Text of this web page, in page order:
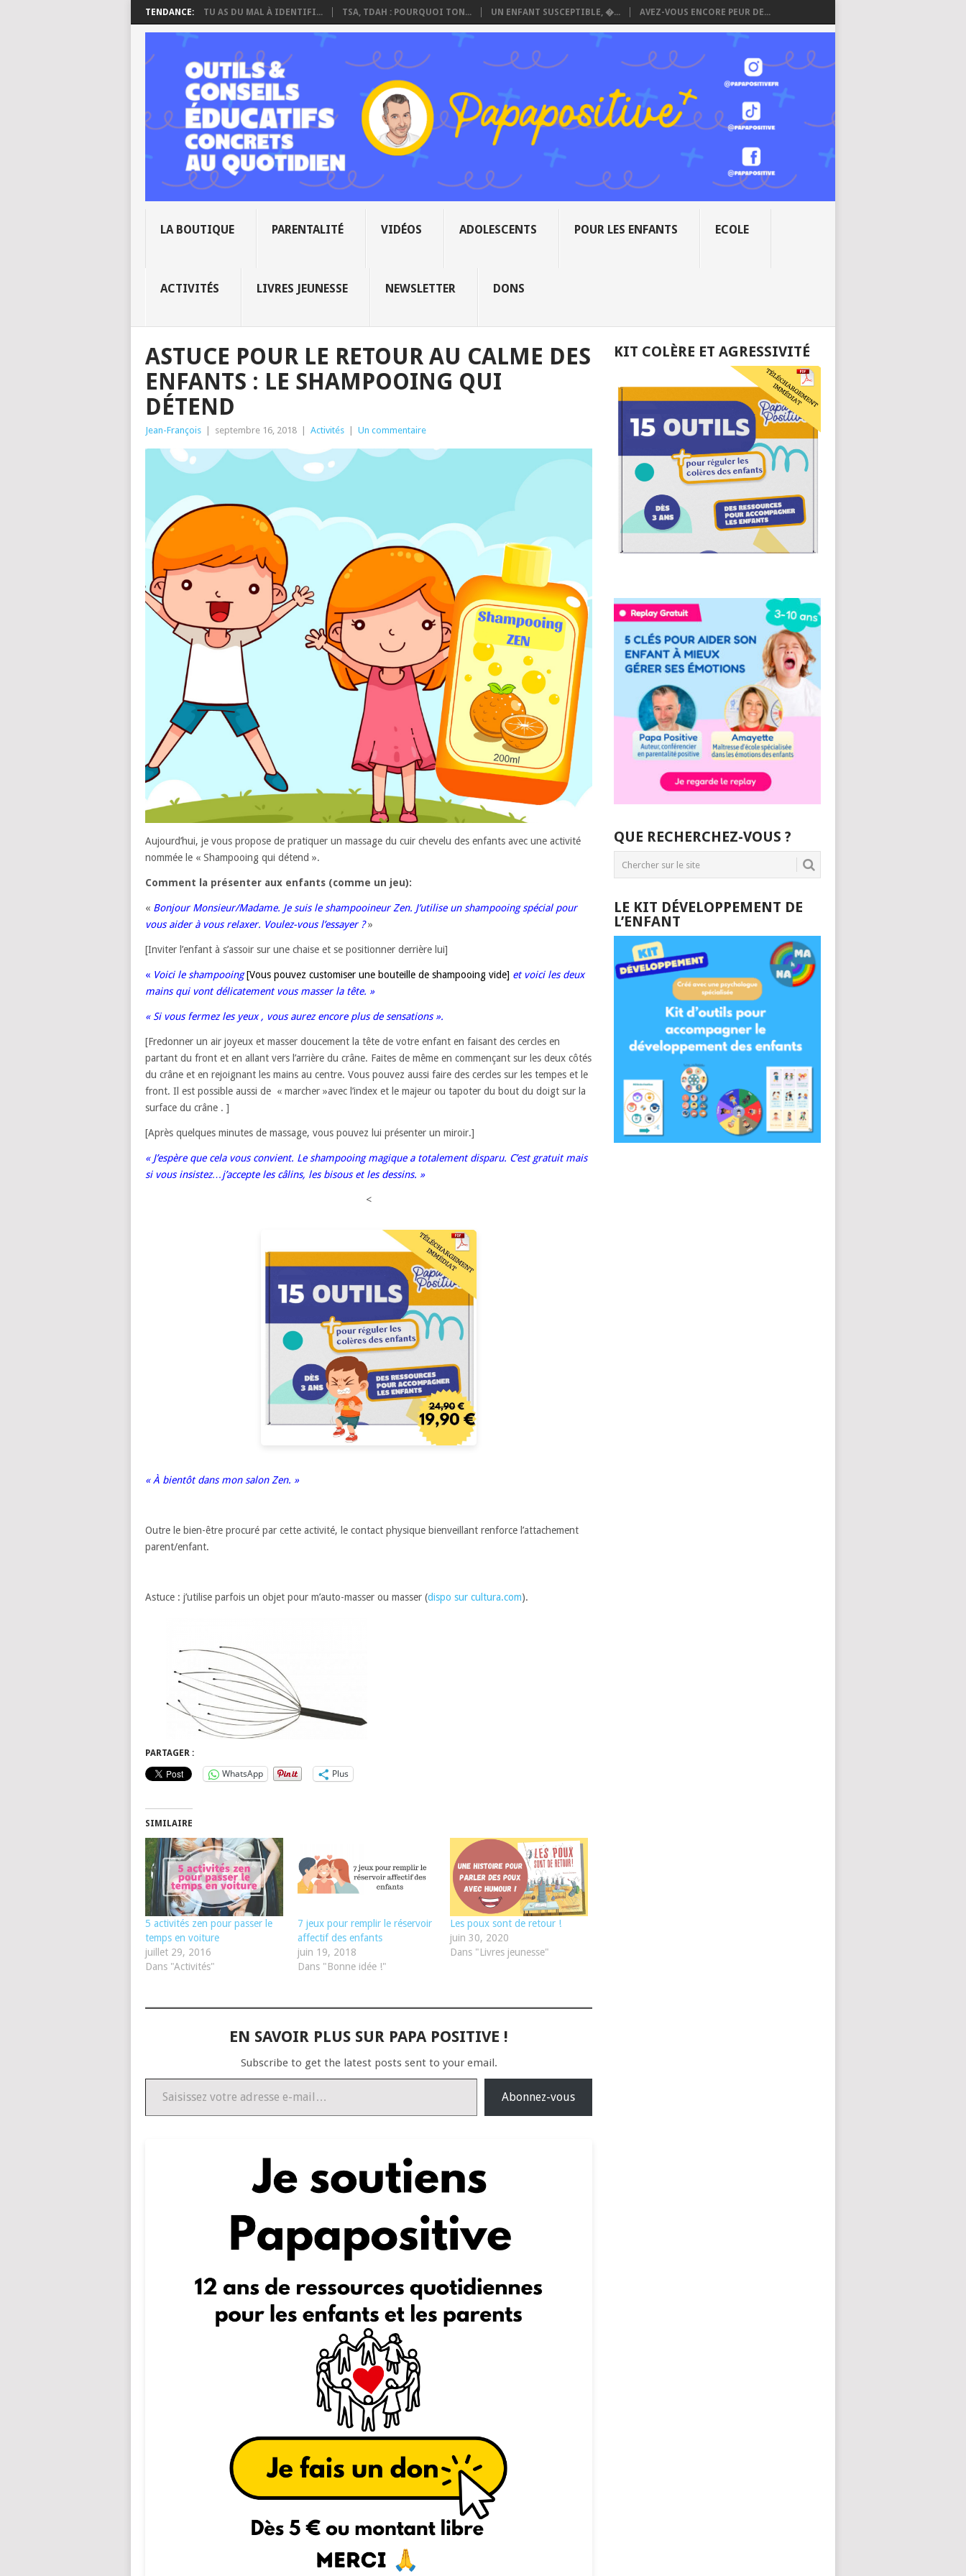
TENDANCE: TU AS DU MAL À IDENTIFI... TSA, TDAH : POURQUOI TON... UN ENFANT SUSCEPTIBLE, �... AVEZ-VOUS ENCORE PEUR DE...
LA BOUTIQUE PARENTALITÉ VIDÉOS ADOLESCENTS POUR LES ENFANTS ECOLE
ACTIVITÉS LIVRES JEUNESSE NEWSLETTER DONS
ASTUCE POUR LE RETOUR AU CALME DES
ENFANTS : LE SHAMPOOING QUI
DÉTEND
Jean-François septembre 16, 2018 Activités Un commentaire
Aujourd’hui, je vous propose de pratiquer un massage du cuir chevelu des enfants avec une activité
nommée le « Shampooing qui détend ».
Comment la présenter aux enfants (comme un jeu):
« Bonjour Monsieur/Madame. Je suis le shampooineur Zen. J’utilise un shampooing spécial pour
vous aider à vous relaxer. Voulez-vous l’essayer ?»
[Inviter l’enfant à s’assoir sur une chaise et se positionner derrière lui]
« Voici le shampooing [Vous pouvez customiser une bouteille de shampooing vide] et voici les deux
mains qui vont délicatement vous masser la tête. »
« Si vous fermez les yeux , vous aurez encore plus de sensations ».
[Fredonner un air joyeux et masser doucement la tête de votre enfant en faisant des cercles en
partant du front et en allant vers l’arrière du crâne. Faites de même en commençant sur les deux côtés
du crâne et en rejoignant les mains au centre. Vous pouvez aussi faire des cercles sur les tempes et le
front. Il est possible aussi de « marcher »avec l’index et le majeur ou tapoter du bout du doigt sur la
surface du crâne . ]
[Après quelques minutes de massage, vous pouvez lui présenter un miroir.]
« J’espère que cela vous convient. Le shampooing magique a totalement disparu. C’est gratuit mais
si vous insistez…j’accepte les câlins, les bisous et les dessins. »
<
« À bientôt dans mon salon Zen. »
Outre le bien-être procuré par cette activité, le contact physique bienveillant renforce l’attachement
parent/enfant.
Astuce : j’utilise parfois un objet pour m’auto-masser ou masser (dispo sur cultura.com).
PARTAGER :
WhatsApp Plus
SIMILAIRE
5 activités zen pour passer le
temps en voiture
juillet 29, 2016
Dans "Activités"
7 jeux pour remplir le réservoir
affectif des enfants
juin 19, 2018
Dans "Bonne idée !"
Les poux sont de retour !
juin 30, 2020
Dans "Livres jeunesse"
EN SAVOIR PLUS SUR PAPA POSITIVE !
Subscribe to get the latest posts sent to your email.
Saisissez votre adresse e-mail…
Abonnez-vous
KIT COLÈRE ET AGRESSIVITÉ
QUE RECHERCHEZ-VOUS ?
LE KIT DÉVELOPPEMENT DE
L’ENFANT